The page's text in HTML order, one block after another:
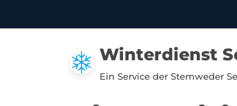
Winterdienst
Ein Service der Stemweder